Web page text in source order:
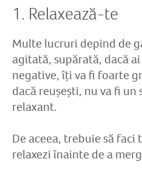
1. Relaxează-te
Multe lucruri depind de
agitată, supărată, dacă
negative, îți va fi foarte
dacă reușești, nu va fi
relaxant.
De aceea, trebuie să
relaxezi înainte de a